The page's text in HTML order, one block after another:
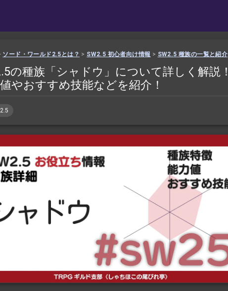
ソード・ワールド2.5とは？ > SW2.5 初心者向け情報 > SW2.5 種族の一覧と紹介
の種族「シャドウ」について詳しく解説！
やおすすめ技能などを紹介！